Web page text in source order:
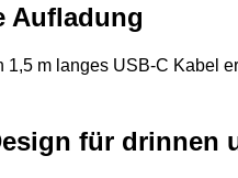
Aufladung
1,5 m langes USB-C Kabel
für drinnen